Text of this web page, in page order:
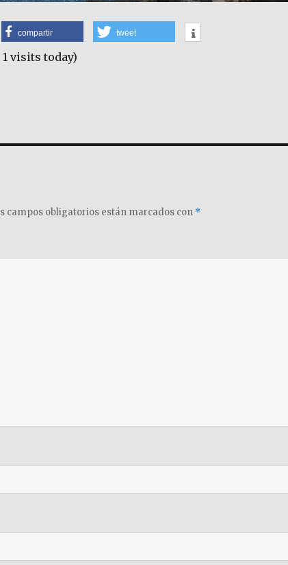
compartir tweet
visits today)
campos obligatorios están marcados con *